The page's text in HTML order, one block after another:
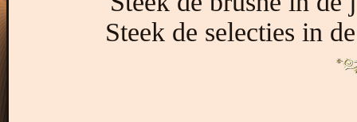
Steek de selecties in